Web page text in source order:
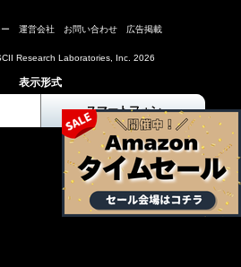
運営会社 お問い合わせ 広告掲載
Research Laboratories, Inc. 2026
表示形式
スマートフォン